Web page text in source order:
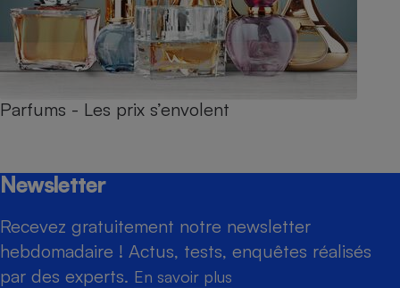
Parfums - Les prix s’envolent
Newsletter
Recevez gratuitement notre newsletter
hebdomadaire ! Actus, tests, enquêtes réalisés
par des experts. En savoir plus